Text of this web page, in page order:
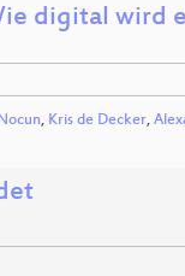
digital wird
, Kris de Decker,